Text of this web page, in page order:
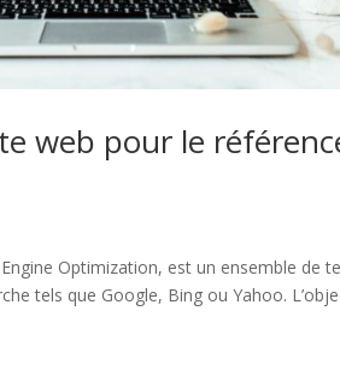
web pour le
Optimization, est un ensemble de
tels que Google, Bing ou Yahoo.